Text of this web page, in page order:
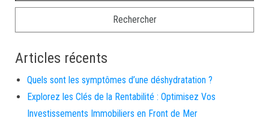
Articles récents
Quels sont les symptômes d’une déshydratation ?
Explorez les Clés de la Rentabilité : Optimisez Vos
Investissements Immobiliers en Front de Mer